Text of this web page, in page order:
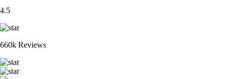
4.5
660k Reviews